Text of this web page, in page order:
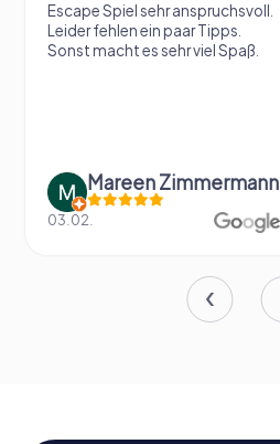
Escape Spiel sehr anspruchsvoll.
Leider fehlen ein paar Tipps.
Sonst macht es sehr viel Spaß.
Mareen Zimmermann
03.02.